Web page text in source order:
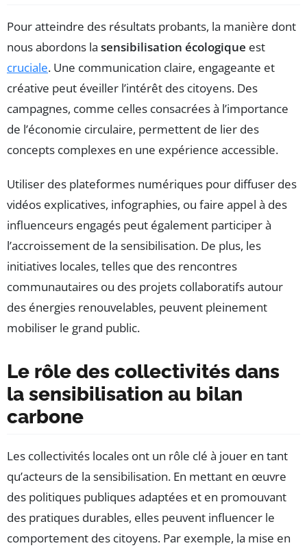
Pour atteindre des résultats probants, la manière dont
nous abordons la sensibilisation écologique est
cruciale. Une communication claire, engageante et
créative peut éveiller l’intérêt des citoyens. Des
campagnes, comme celles consacrées à l’importance
de l’économie circulaire, permettent de lier des
concepts complexes en une expérience accessible.
Utiliser des plateformes numériques pour diffuser des
vidéos explicatives, infographies, ou faire appel à des
influenceurs engagés peut également participer à
l’accroissement de la sensibilisation. De plus, les
initiatives locales, telles que des rencontres
communautaires ou des projets collaboratifs autour
des énergies renouvelables, peuvent pleinement
mobiliser le grand public.
Le rôle des collectivités dans
la sensibilisation au bilan
carbone
Les collectivités locales ont un rôle clé à jouer en tant
qu’acteurs de la sensibilisation. En mettant en œuvre
des politiques publiques adaptées et en promouvant
des pratiques durables, elles peuvent influencer le
comportement des citoyens. Par exemple, la mise en